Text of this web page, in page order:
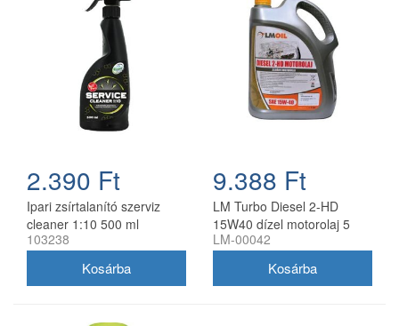
2.390 Ft
Ipari zsírtalanító szerviz
cleaner 1:10 500 ml
szórófejjel
103238
9.388 Ft
LM Turbo Diesel 2-HD
15W40 dízel motorolaj 5
liter
LM-00042